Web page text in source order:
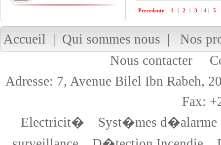
Precedente 1 2 3 4 5
Accueil | Qui sommes nous | Nos
Nous contacter
Adresse: 7, Avenue Bilel Ibn
Fax:
Electricit�
Syst�mes d�alarme